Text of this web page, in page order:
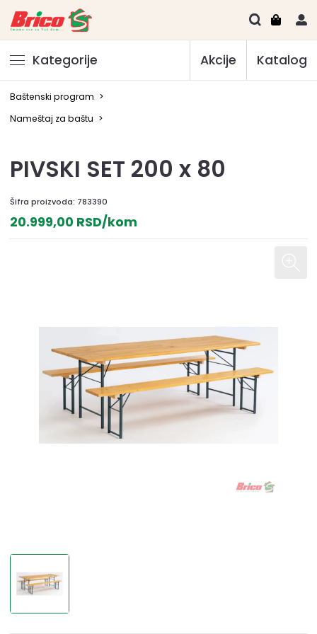
Kategorije Akcije Katalog
Baštenski program >
Nameštaj za baštu >
PIVSKI SET 200 x 80
Šifra proizvoda: 783390
20.999,00 RSD/kom